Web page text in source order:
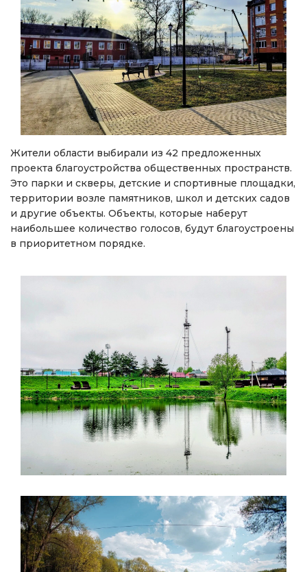
Жители области выбирали из 42 предложенных
проекта благоустройства общественных пространств.
Это парки и скверы, детские и спортивные площадки,
территории возле памятников, школ и детских садов
и другие объекты. Объекты, которые наберут
наибольшее количество голосов, будут благоустроены
в приоритетном порядке.